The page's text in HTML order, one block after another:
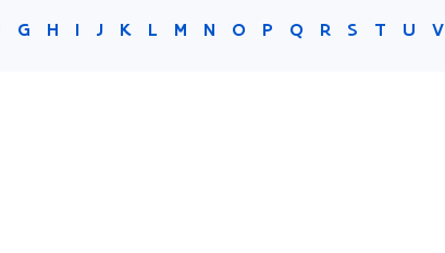
G H I J K L M N O P Q R S T U V